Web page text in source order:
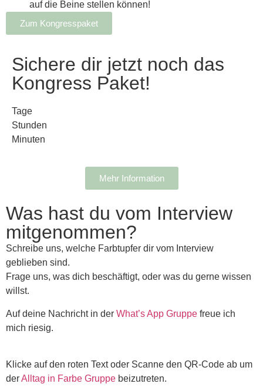
auf die Beine stellen können!
Zum Kongresspaket
Sichere dir jetzt noch das
Kongress Paket!
Tage
Stunden
Minuten
Mehr Information
Was hast du vom Interview
mitgenommen?
Schreibe uns, welche Farbtupfer dir vom Interview
geblieben sind.
Frage uns, was dich beschäftigt, oder was du gerne wissen
willst.
Auf deine Nachricht in der What’s App Gruppe freue ich
mich riesig.
Klicke auf den roten Text oder Scanne den QR-Code ab um
derAlltag in Farbe Gruppe beizutreten.